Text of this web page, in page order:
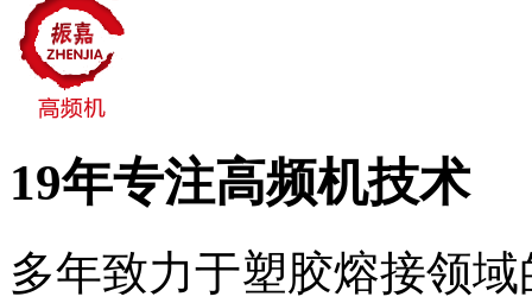
19年专注高频机技术
多年致力于塑胶熔接领